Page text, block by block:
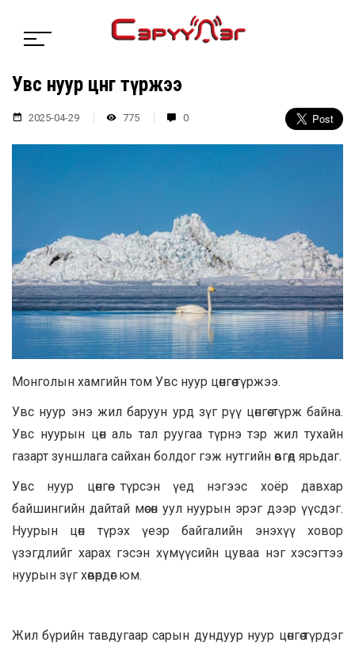
Увс нуур цөнгөө түржээ
2025-04-29 775 0
Монголын хамгийн том Увс нуур цөнгөө түржээ.
Увс нуур энэ жил баруун урд зүг рүү цөнгөө түрж байна.
Увс нуурын цөн аль тал руугаа түрнэ тэр жил тухайн
газарт зуншлага сайхан болдог гэж нутгийн өвгөд ярьдаг.
Увс нуур цөнгөө түрсэн үед нэгээс хоёр давхар
байшингийн дайтай мөсөн уул нуурын эрэг дээр үүсдэг.
Нуурын цөн түрэх үеэр байгалийн энэхүү ховор
үзэгдлийг харах гэсэн хүмүүсийн цуваа нэг хэсэгтээ
нуурын зүг хөвөрдөг юм.
Жил бүрийн тавдугаар сарын дундуур нуур цөнгөө түрдэг